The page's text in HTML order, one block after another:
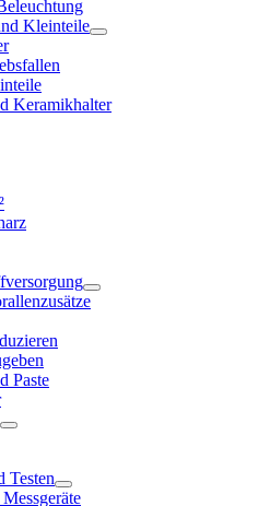
Kleinteile
Keramikhalter
Paste
Testen